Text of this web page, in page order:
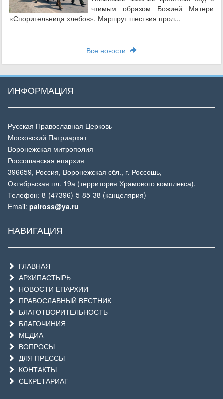
чтимым образом Божией Матери
«Спорительница хлебов». Маршрут шествия прол...
Все новости
ИНФОРМАЦИЯ
Русская Православная Церковь
Московский Патриархат
Воронежская митрополия
Россошанская епархия
396659, Россия, Воронежская обл., г. Россошь,
Октябрьская пл. 19а (территория Храмового комплекса).
Телефон: 8-(47396)-5-85-38 (канцелярия)
Email: palross@ya.ru
НАВИГАЦИЯ
ГЛАВНАЯ
АРХИПАСТЫРЬ
НОВОСТИ ЕПАРХИИ
ПРАВОСЛАВНЫЙ ВЕСТНИК
БЛАГОТВОРИТЕЛЬНОСТЬ
БЛАГОЧИНИЯ
МЕДИА
ВОПРОСЫ
ДЛЯ ПРЕССЫ
КОНТАКТЫ
СЕКРЕТАРИАТ